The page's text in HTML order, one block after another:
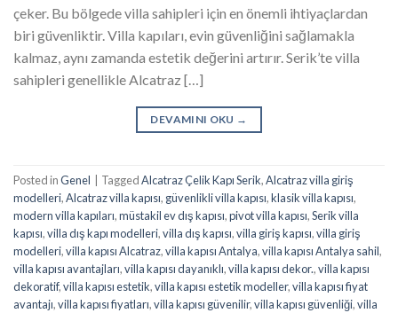
çeker. Bu bölgede villa sahipleri için en önemli ihtiyaçlardan
biri güvenliktir. Villa kapıları, evin güvenliğini sağlamakla
kalmaz, aynı zamanda estetik değerini artırır. Serik’te villa
sahipleri genellikle Alcatraz […]
DEVAMINI OKU →
Posted inGenel TaggedAlcatraz Çelik Kapı Serik,Alcatraz villa giriş
modelleri,Alcatraz villa kapısı, güvenlikli villa kapısı,klasik villa kapısı,
modern villa kapıları,müstakil ev dış kapısı,pivot villa kapısı,Serik villa
kapısı,villa dış kapı modelleri,villa dış kapısı,villa giriş kapısı,villa giriş
modelleri,villa kapısı Alcatraz,villa kapısı Antalya,villa kapısı Antalya sahil,
villa kapısı avantajları,villa kapısı dayanıklı,villa kapısı dekor.,villa kapısı
dekoratif,villa kapısı estetik,villa kapısı estetik modeller,villa kapısı fiyat
avantajı,villa kapısı fiyatları,villa kapısı güvenilir,villa kapısı güvenliği,villa